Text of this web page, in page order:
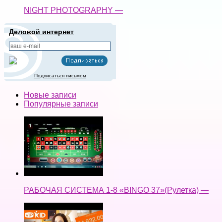
NIGHT PHOTOGRAPHY —
Деловой интернет
Подписаться письмом
Новые записи
Популярные записи
РАБОЧАЯ СИСТЕМА 1-8 «BINGO 37»(Рулетка) —